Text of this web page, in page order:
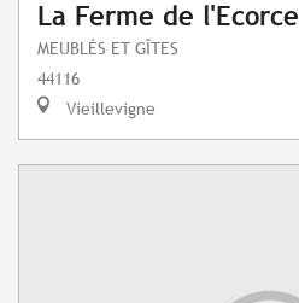
La Ferme de l'Ecorce
MEUBLÉS ET GÎTES
44116
Vieillevigne